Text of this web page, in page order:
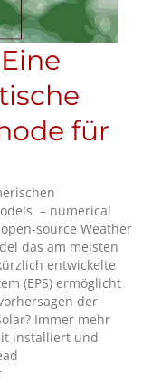
für
– numerical
source Weather
das am meisten
entwickelte
(EPS) ermöglicht
der
Immer mehr
installiert und